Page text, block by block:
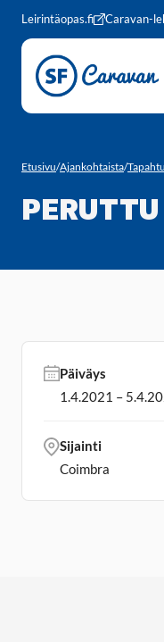
Siirry sivun sisältöön
Leirintäopas.fi Caravan-
Etusivu/Ajankohtaista/
Päiväys
1.4.2021 –
Sijainti
Coimbra